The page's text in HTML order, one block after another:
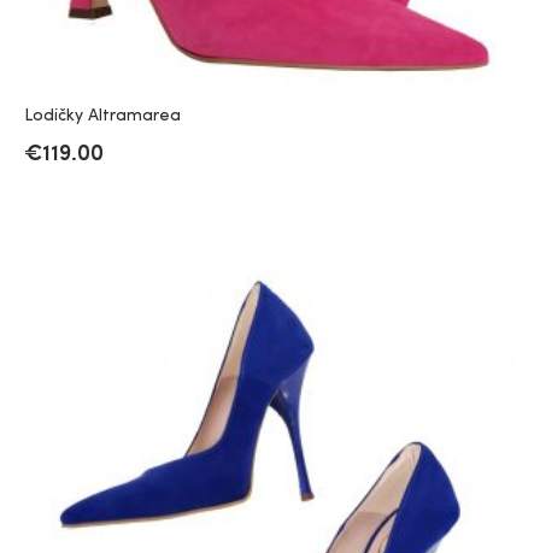
Lodičky Altramarea
€119.00